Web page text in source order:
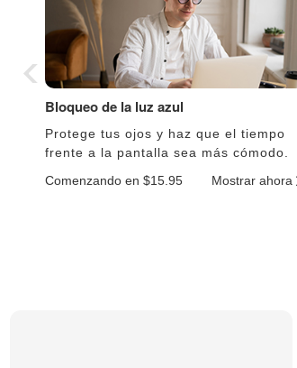
Bloqueo de la luz azul
Protege tus ojos y haz que el tiempo
frente a la pantalla sea más cómodo.
Comenzando en $15.95
Mostrar ahora